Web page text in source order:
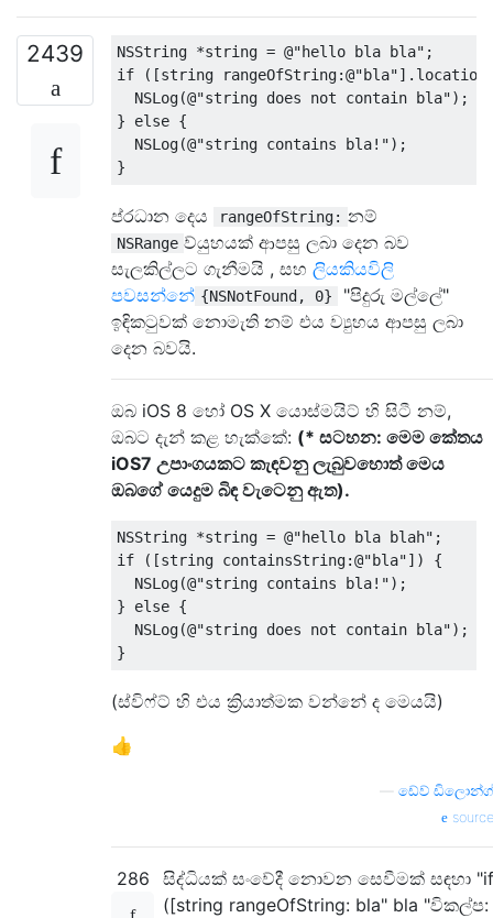
2439 NSString *string = @"hello bla bla" ;
if
([string rangeOfString:@"bla"].
NSLog(@"string does not contain bla");
}
else {
NSLog(@"string contains bla!");
}
ප්රධාන දෙය rangeOfString: නම්
NSRange ව්යුහයක් ආපසු ලබා දෙන බව
සැලකිල්ලට ගැනීමයි , සහ ලියකියවිලි
පවසන්නේ {NSNotFound, 0}
"පිදුරු මල්ලේ"
ඉඳිකටුවක් නොමැති නම් එය ව්‍යුහය ආපසු ලබා
දෙන බවයි.
ඔබ iOS 8 හෝ OS X යොස්මයිට් හි සිටී නම්,
ඔබට දැන් කළ හැක්කේ: (* සටහන: මෙම කේතය
iOS7 උපාංගයකට කැඳවනු ලැබුවහොත් මෙය
ඔබගේ යෙදුම බිඳ වැටෙනු ඇත).
NSString *string = @"hello bla blah" ;
if
([string containsString:@"bla"])
{
NSLog(@"string contains bla!");
}
else {
NSLog(@"string does not contain bla");
}
(ස්විෆ්ට් හි එය ක්‍රියාත්මක වන්නේ ද මෙයයි)
👍
ඩේව් ඩිලොන්ග්
source
286
සිද්ධියක් සංවේදී නොවන සෙවීමක් සඳහා "if
([string rangeOfString: bla" bla "විකල්ප: